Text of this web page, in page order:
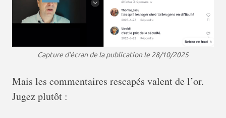
Capture d’écran de la publication le 28/10/2025
Mais les commentaires rescapés valent de l’or.
Jugez plutôt :